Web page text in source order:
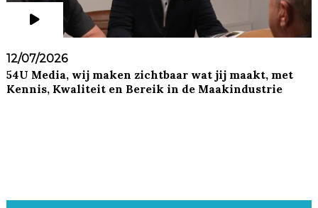
12/07/2026
54U Media, wij maken zichtbaar wat jij maakt, met
Kennis, Kwaliteit en Bereik in de Maakindustrie